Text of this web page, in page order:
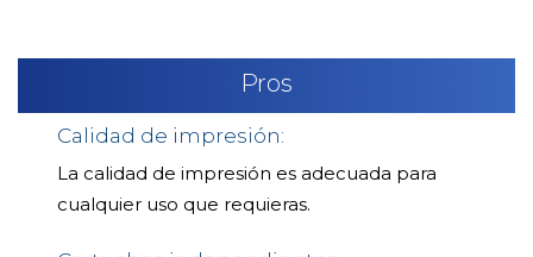
Pros
Calidad de impresión:
La calidad de impresión es adecuada para
cualquier uso que requieras.